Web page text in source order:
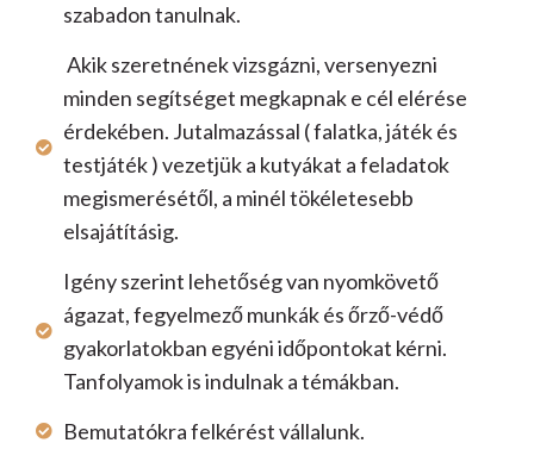
szabadon tanulnak.
Akik szeretnének vizsgázni, versenyezni
minden segítséget megkapnak e cél elérése
érdekében. Jutalmazással ( falatka, játék és
testjáték ) vezetjük a kutyákat a feladatok
megismerésétől, a minél tökéletesebb
elsajátításig.
Igény szerint lehetőség van nyomkövető
ágazat, fegyelmező munkák és őrző-védő
gyakorlatokban egyéni időpontokat kérni.
Tanfolyamok is indulnak a témákban.
Bemutatókra felkérést vállalunk.